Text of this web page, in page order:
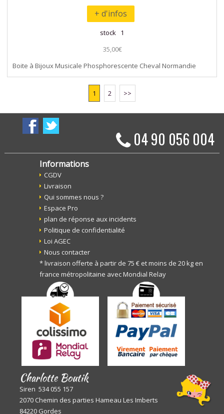
+ d'infos
stock 1
35,00€
Boite à Bijoux Musicale Phosphorescente Cheval Normandie
1 2 >>
04 90 056 004
Informations
CGDV
Livraison
Qui sommes nous ?
Espace Pro
plan de réponse aux incidents
Politique de confidentialité
Loi AGEC
Nous contacter
* livraison offerte à partir de 75 € et moins de 20 kg en
france métropolitaine avec Mondial Relay
Charlotte Boutik
Siren 534 055 157
2070 Chemin des parties Hameau Les Imberts
84220 Gordes